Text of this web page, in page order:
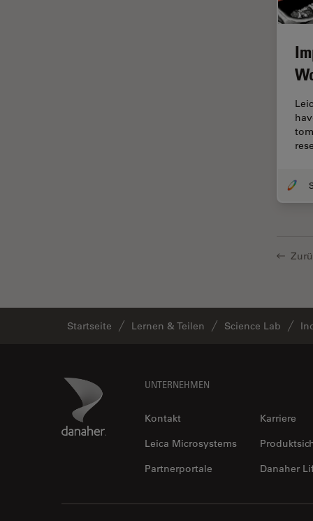
Elektronik- und
Halbleiterindustrie
F-Techniques
Färbung
Imaging-Mikroskopie)
Startseite Lernen & Teilen Science Lab
Danaher Logo UNTERNEHMEN
Kontakt
Karriere
Leica Microsystems
Partnerportale
Danaher